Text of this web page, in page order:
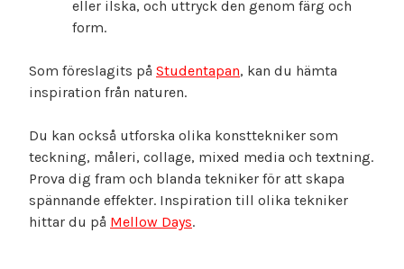
eller ilska, och uttryck den genom färg och
form.
Som föreslagits på Studentapan, kan du hämta
inspiration från naturen.
Du kan också utforska olika konsttekniker som
teckning, måleri, collage, mixed media och textning.
Prova dig fram och blanda tekniker för att skapa
spännande effekter. Inspiration till olika tekniker
hittar du på Mellow Days.